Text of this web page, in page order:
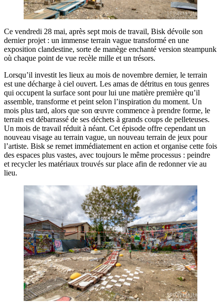
Ce vendredi 28 mai, après sept mois de travail, Bisk dévoile son
dernier projet : un immense terrain vague transformé en une
exposition clandestine, sorte de manège enchanté version steampunk
où chaque point de vue recèle mille et un trésors.
Lorsqu’il investit les lieux au mois de novembre dernier, le terrain
est une décharge à ciel ouvert. Les amas de détritus en tous genres
qui occupent la surface sont pour lui une matière première qu’il
assemble, transforme et peint selon l’inspiration du moment. Un
mois plus tard, alors que son œuvre commence à prendre forme, le
terrain est débarrassé de ses déchets à grands coups de pelleteuses.
Un mois de travail réduit à néant. Cet épisode offre cependant un
nouveau visage au terrain vague, un nouveau terrain de jeux pour
l’artiste. Bisk se remet immédiatement en action et organise cette fois
des espaces plus vastes, avec toujours le même processus : peindre
et recycler les matériaux trouvés sur place afin de redonner vie au
lieu.